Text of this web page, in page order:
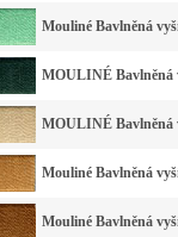
Mouliné Bavlněná
MOULINÉ Bavlněná
MOULINÉ Bavlněná
Mouliné Bavlněná
Mouliné Bavlněná